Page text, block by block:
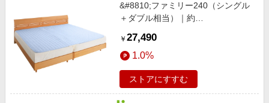
&#8810;ファミリー240（シングル
＋ダブル相当）｜約
（R）EX 無地 敷きパッド ファミリ
ーサイズ ホワイト 【通販】
￥ 27,490
1.0%
ストアにすすむ